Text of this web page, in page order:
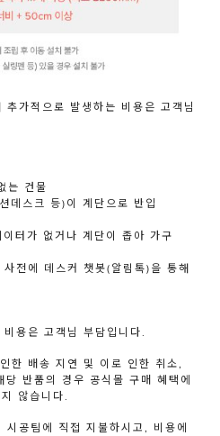
가적으로 발생하는 비용은 고객님
는 건물
데스크 등)이 계단으로 반입
터가 없거나 계단이 좁아 가구
전에 데스커 챗봇(알림톡)을 통해
용은 고객님 부담입니다.
한 배송 지연 및 이로 인한 취소,
반품의 경우 공식몰 구매 혜택에
않습니다.
공팀에 직접 지불하시고, 비용에